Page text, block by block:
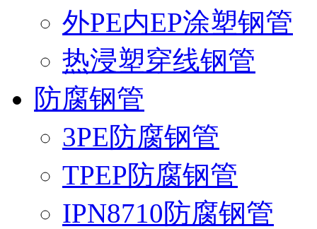
外PE内EP涂塑钢管
热浸塑穿线钢管
防腐钢管
3PE防腐钢管
TPEP防腐钢管
IPN8710防腐钢管